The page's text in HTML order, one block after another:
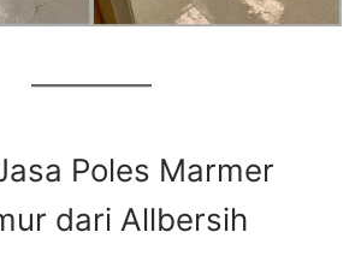
Poles Marmer
dari Allbersih